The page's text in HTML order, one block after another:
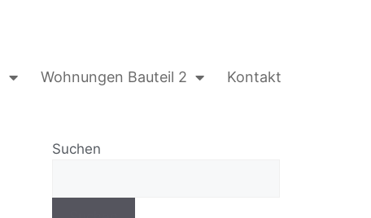
Wohnungen Bauteil 2 Kontakt
Suchen